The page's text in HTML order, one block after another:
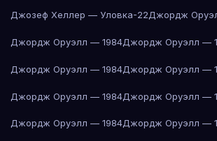
Джозеф Хеллер — Уловка-22Джордж
Джордж Оруэлл — 1984Джордж Оруэлл —
Джордж Оруэлл — 1984Джордж Оруэлл —
Джордж Оруэлл — 1984Джордж Оруэлл —
Джордж Оруэлл — 1984Джордж Оруэлл —